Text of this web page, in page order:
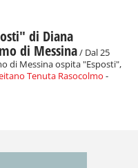
di Diana
di Messina/ Dal 25
di Messina ospita "Esposti",
Tenuta Rasocolmo -